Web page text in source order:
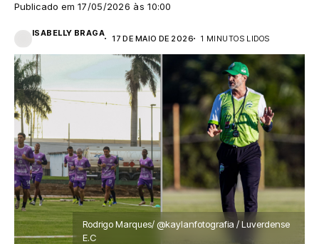
Publicado em 17/05/2026 às 10:00
ISABELLY BRAGA
17 DE MAIO DE 2026 1 MINUTOS LIDOS
Rodrigo Marques/ @kaylanfotografia / Luverdense
E.C